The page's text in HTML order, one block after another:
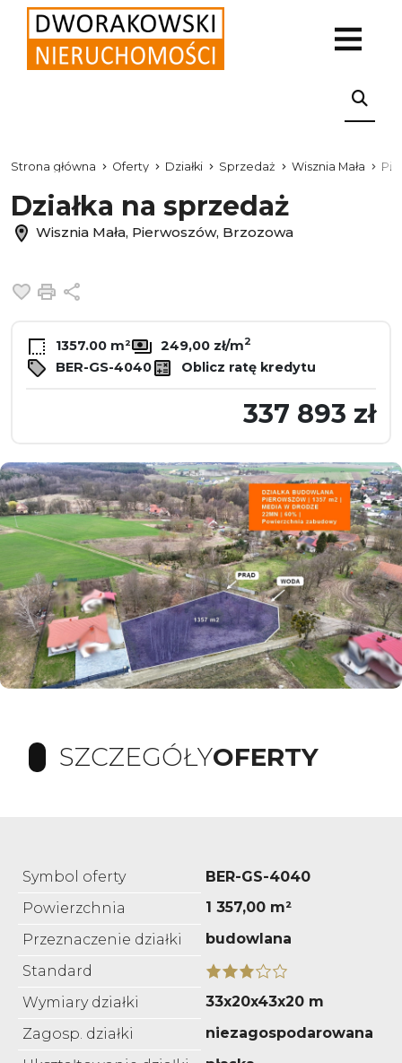
Strona główna Oferty Działki Sprzedaż Wisznia Mała
Działka na sprzedaż
Wisznia Mała, Pierwoszów, Brzozowa
Dodaj do ulubionych
Drukuj
1357.00 m² 249,00 zł/m2
BER-GS-4040 Oblicz ratę kredytu
337 893 zł
SZCZEGÓŁYOFERTY
Symbol oferty
BER-GS-4040
Powierzchnia
1 357,00 m²
Przeznaczenie działki
budowlana
Standard
Wymiary działki
33x20x43x20 m
Zagosp. działki
niezagospodarowana